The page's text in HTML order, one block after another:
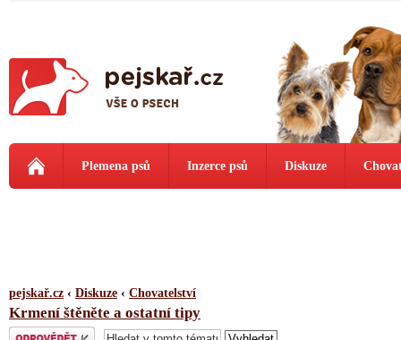
Plemena psů Inzerce psů Diskuze
pejskař.cz ‹ Diskuze ‹ Chovatelství
Krmení štěněte a ostatní tipy
Odeslat odpověď